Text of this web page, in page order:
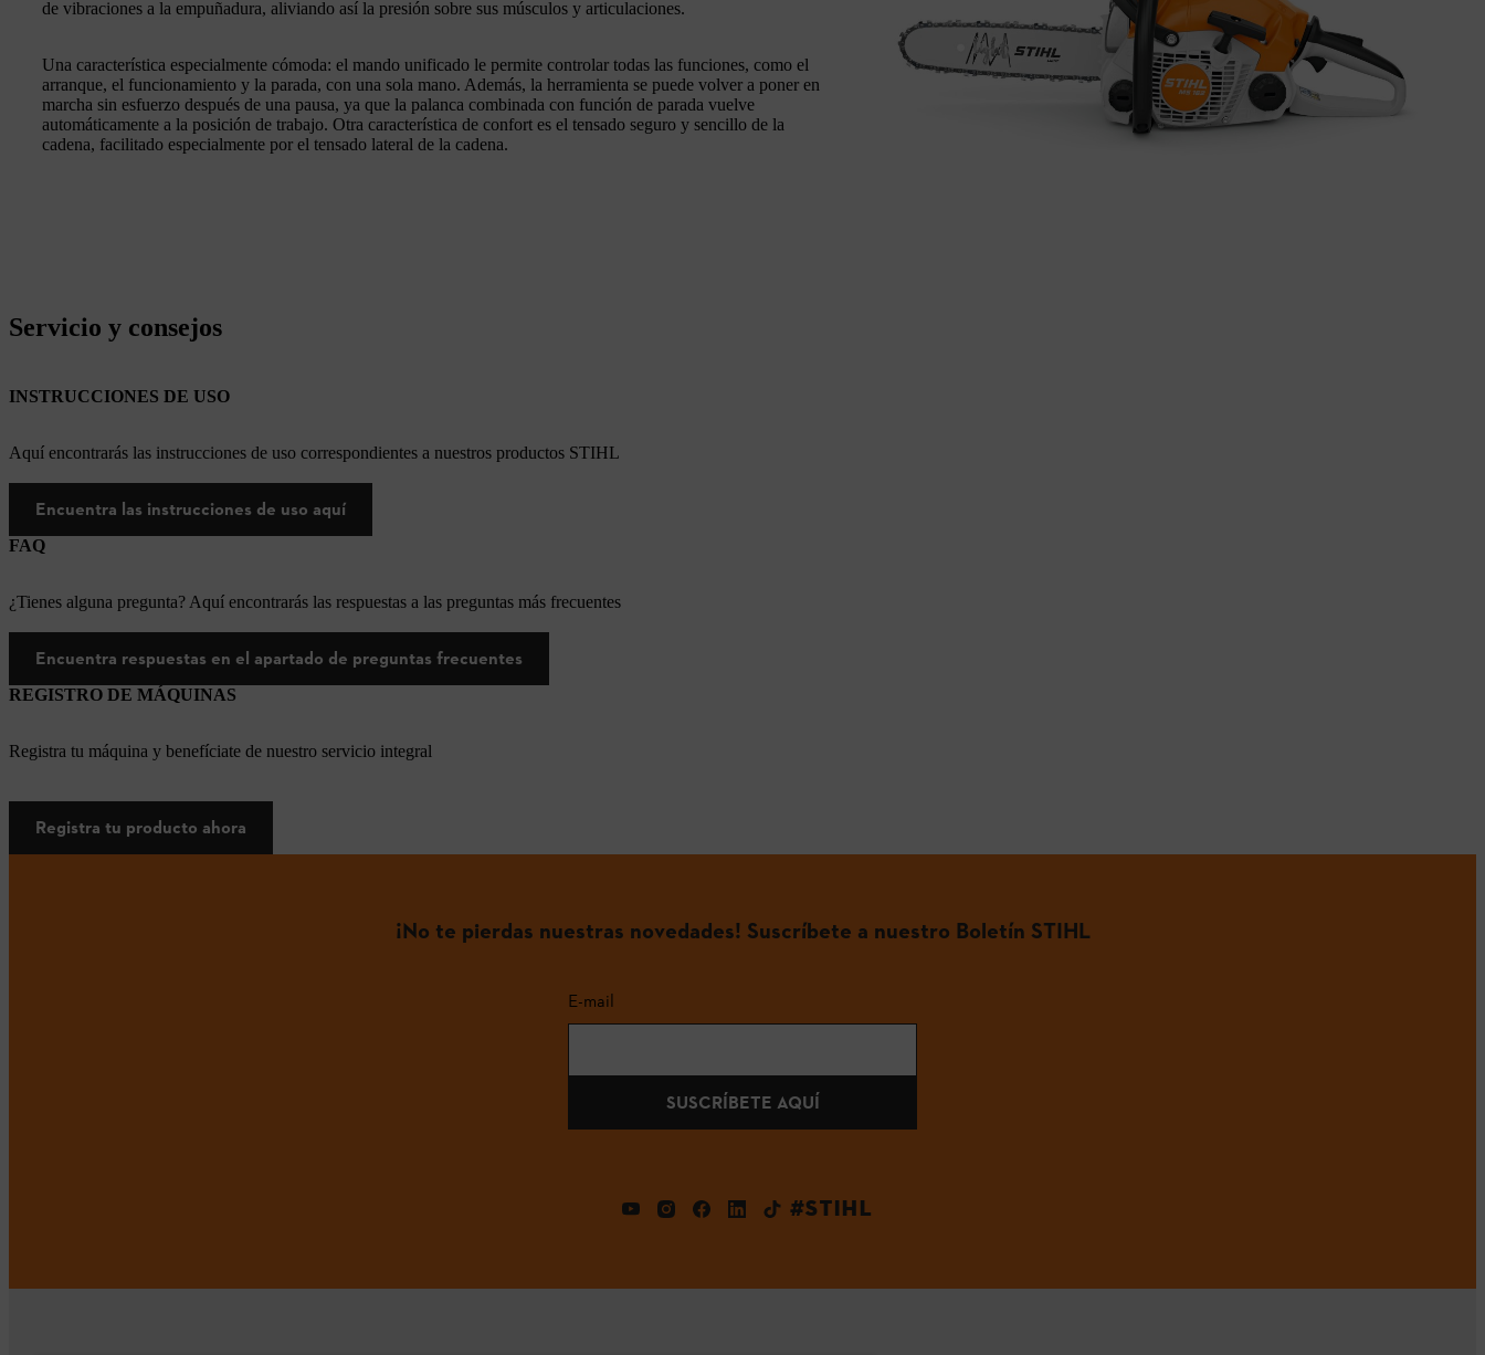
de vibraciones a la empuñadura, aliviando así la presión sobre sus músculos y articulaciones.
Una característica especialmente cómoda: el mando unificado le permite controlar todas las funciones, como el
arranque, el funcionamiento y la parada, con una sola mano. Además, la herramienta se puede volver a poner en
marcha sin esfuerzo después de una pausa, ya que la palanca combinada con función de parada vuelve
automáticamente a la posición de trabajo. Otra característica de confort es el tensado seguro y sencillo de la
cadena, facilitado especialmente por el tensado lateral de la cadena.
Servicio y consejos
INSTRUCCIONES DE USO
Aquí encontrarás las instrucciones de uso correspondientes a nuestros productos STIHL
Encuentra las instrucciones de uso aquí
FAQ
¿Tienes alguna pregunta? Aquí encontrarás las respuestas a las preguntas más frecuentes
Encuentra respuestas en el apartado de preguntas frecuentes
REGISTRO DE MÁQUINAS
Registra tu máquina y benefíciate de nuestro servicio integral
Registra tu producto ahora
¡No te pierdas nuestras novedades! Suscríbete a nuestro Boletín STIHL
E-mail
SUSCRÍBETE AQUÍ
#STIHL